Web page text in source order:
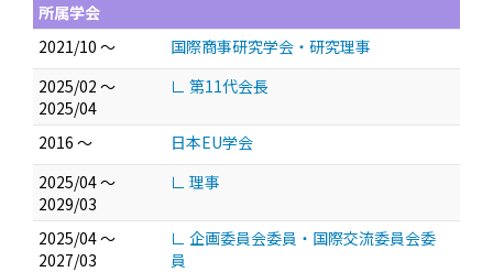
所属学会
2021/10 ～
国際商事研究学会・研究理事
2025/02 ～
2025/04
∟ 第11代会長
2016 ～
日本EU学会
2025/04 ～
2029/03
∟ 理事
2025/04 ～
2027/03
∟ 企画委員会委員・国際交流委員会委
員